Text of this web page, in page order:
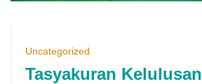
Uncategorized
Tasyakuran Kelulusan